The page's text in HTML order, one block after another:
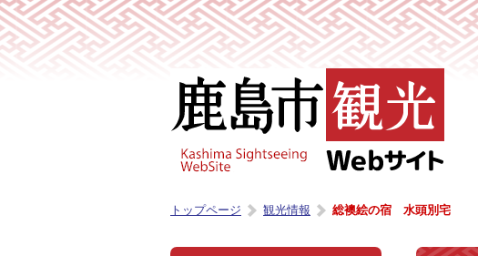
トップページ 観光情報 総襖絵の宿 水頭別宅